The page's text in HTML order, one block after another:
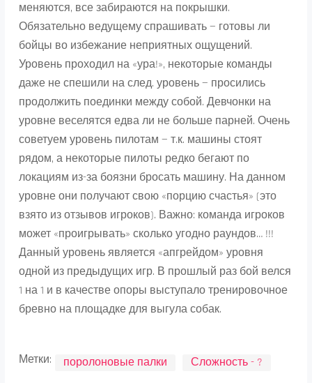
меняются, все забираются на покрышки.
Обязательно ведущему спрашивать — готовы ли
бойцы во избежание неприятных ощущений.
Уровень проходил на «ура!», некоторые команды
даже не спешили на след. уровень — просились
продолжить поединки между собой. Девчонки на
уровне веселятся едва ли не больше парней. Очень
советуем уровень пилотам — т.к. машины стоят
рядом, а некоторые пилоты редко бегают по
локациям из-за боязни бросать машину. На данном
уровне они получают свою «порцию счастья» (это
взято из отзывов игроков). Важно: команда игроков
может «проигрывать» сколько угодно раундов… !!!
Данный уровень является «апгрейдом» уровня
одной из предыдущих игр. В прошлый раз бой велся
1 на 1 и в качестве опоры выступало тренировочное
бревно на площадке для выгула собак.
Метки: поролоновые палки Сложность - ?